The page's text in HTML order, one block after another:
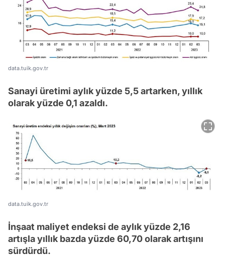
data.tuik.gov.tr
Sanayi üretimi aylık yüzde 5,5 artarken, yıllık
olarak yüzde 0,1 azaldı.
data.tuik.gov.tr
İnşaat maliyet endeksi de aylık yüzde 2,16
artışla yıllık bazda yüzde 60,70 olarak artışını
sürdürdü.